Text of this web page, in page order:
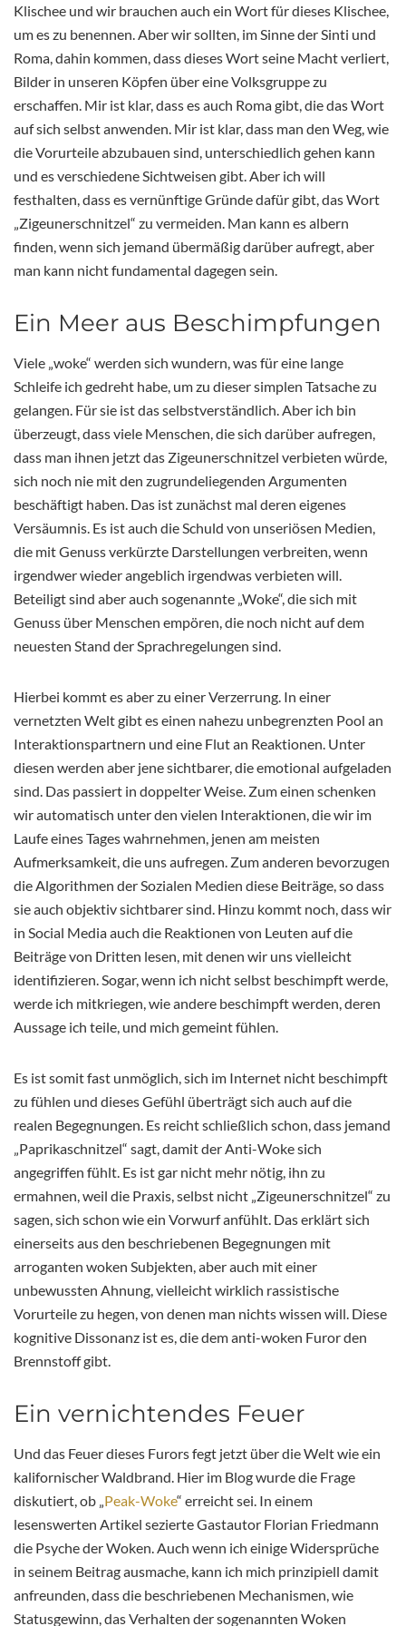
Klischee und wir brauchen auch ein Wort für dieses Klischee,
um es zu benennen. Aber wir sollten, im Sinne der Sinti und
Roma, dahin kommen, dass dieses Wort seine Macht verliert,
Bilder in unseren Köpfen über eine Volksgruppe zu
erschaffen. Mir ist klar, dass es auch Roma gibt, die das Wort
auf sich selbst anwenden. Mir ist klar, dass man den Weg, wie
die Vorurteile abzubauen sind, unterschiedlich gehen kann
und es verschiedene Sichtweisen gibt. Aber ich will
festhalten, dass es vernünftige Gründe dafür gibt, das Wort
„Zigeunerschnitzel“ zu vermeiden. Man kann es albern
finden, wenn sich jemand übermäßig darüber aufregt, aber
man kann nicht fundamental dagegen sein.
Ein Meer aus Beschimpfungen
Viele „woke“ werden sich wundern, was für eine lange
Schleife ich gedreht habe, um zu dieser simplen Tatsache zu
gelangen. Für sie ist das selbstverständlich. Aber ich bin
überzeugt, dass viele Menschen, die sich darüber aufregen,
dass man ihnen jetzt das Zigeunerschnitzel verbieten würde,
sich noch nie mit den zugrundeliegenden Argumenten
beschäftigt haben. Das ist zunächst mal deren eigenes
Versäumnis. Es ist auch die Schuld von unseriösen Medien,
die mit Genuss verkürzte Darstellungen verbreiten, wenn
irgendwer wieder angeblich irgendwas verbieten will.
Beteiligt sind aber auch sogenannte „Woke“, die sich mit
Genuss über Menschen empören, die noch nicht auf dem
neuesten Stand der Sprachregelungen sind.
Hierbei kommt es aber zu einer Verzerrung. In einer
vernetzten Welt gibt es einen nahezu unbegrenzten Pool an
Interaktionspartnern und eine Flut an Reaktionen. Unter
diesen werden aber jene sichtbarer, die emotional aufgeladen
sind. Das passiert in doppelter Weise. Zum einen schenken
wir automatisch unter den vielen Interaktionen, die wir im
Laufe eines Tages wahrnehmen, jenen am meisten
Aufmerksamkeit, die uns aufregen. Zum anderen bevorzugen
die Algorithmen der Sozialen Medien diese Beiträge, so dass
sie auch objektiv sichtbarer sind. Hinzu kommt noch, dass wir
in Social Media auch die Reaktionen von Leuten auf die
Beiträge von Dritten lesen, mit denen wir uns vielleicht
identifizieren. Sogar, wenn ich nicht selbst beschimpft werde,
werde ich mitkriegen, wie andere beschimpft werden, deren
Aussage ich teile, und mich gemeint fühlen.
Es ist somit fast unmöglich, sich im Internet nicht beschimpft
zu fühlen und dieses Gefühl überträgt sich auch auf die
realen Begegnungen. Es reicht schließlich schon, dass jemand
„Paprikaschnitzel“ sagt, damit der Anti-Woke sich
angegriffen fühlt. Es ist gar nicht mehr nötig, ihn zu
ermahnen, weil die Praxis, selbst nicht „Zigeunerschnitzel“ zu
sagen, sich schon wie ein Vorwurf anfühlt. Das erklärt sich
einerseits aus den beschriebenen Begegnungen mit
arroganten woken Subjekten, aber auch mit einer
unbewussten Ahnung, vielleicht wirklich rassistische
Vorurteile zu hegen, von denen man nichts wissen will. Diese
kognitive Dissonanz ist es, die dem anti-woken Furor den
Brennstoff gibt.
Ein vernichtendes Feuer
Und das Feuer dieses Furors fegt jetzt über die Welt wie ein
kalifornischer Waldbrand. Hier im Blog wurde die Frage
diskutiert, ob „Peak-Woke“ erreicht sei. In einem
lesenswerten Artikel sezierte Gastautor Florian Friedmann
die Psyche der Woken. Auch wenn ich einige Widersprüche
in seinem Beitrag ausmache, kann ich mich prinzipiell damit
anfreunden, dass die beschriebenen Mechanismen, wie
Statusgewinn, das Verhalten der sogenannten Woken